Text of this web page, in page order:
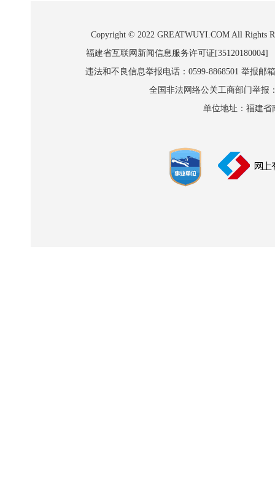
Copyright © 2022 GREATWUYI.COM All Rights
福建省互联网新闻信息服务许可证
违法和不良信息举报电话：0599-8868501 举报邮
全国非法网络公关工商部门举报
单位地址：福建省